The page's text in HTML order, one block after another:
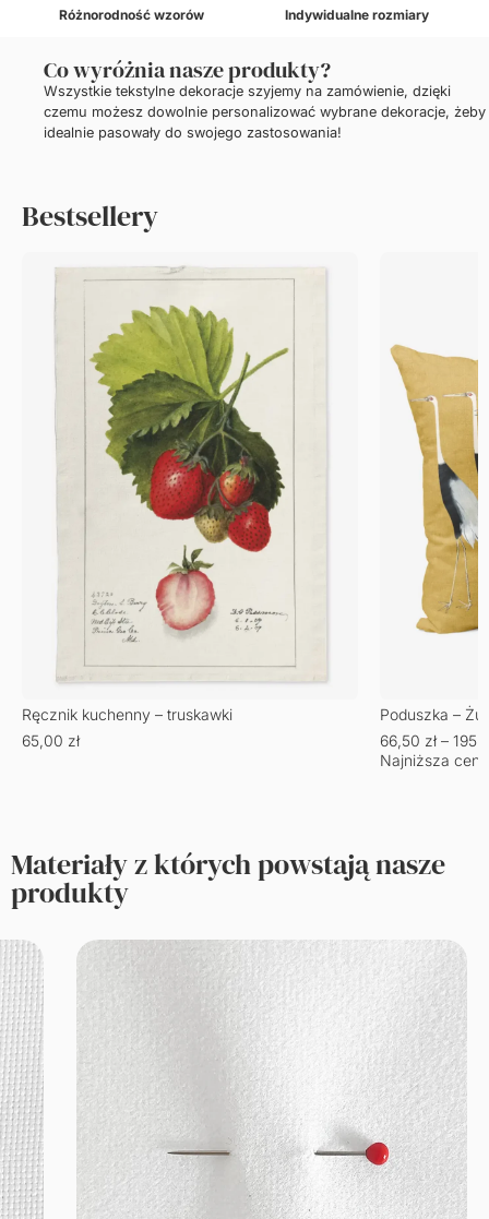
Różnorodność wzorów Indywidualne rozmiary
Co wyróżnia nasze produkty?
Wszystkie tekstylne dekoracje szyjemy na zamówienie, dzięki
czemu możesz dowolnie personalizować wybrane dekoracje, żeby
idealnie pasowały do swojego zastosowania!
Bestsellery
Ręcznik kuchenny – truskawki
65,00 zł
Poduszka –
66,50 zł –
Najniższa
Materiały z których powstają nasze
produkty